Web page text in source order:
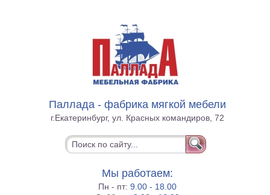
Паллада - фабрика мягкой мебели
г.Екатеринбург, ул. Красных командиров, 72
Мы работаем:
Пн - пт:9.00 - 18.00